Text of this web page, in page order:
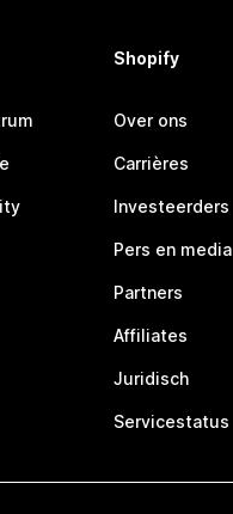
Shopify
Over ons
Carrières
Investeerders
Pers en media
Partners
Affiliates
Juridisch
Servicestatus